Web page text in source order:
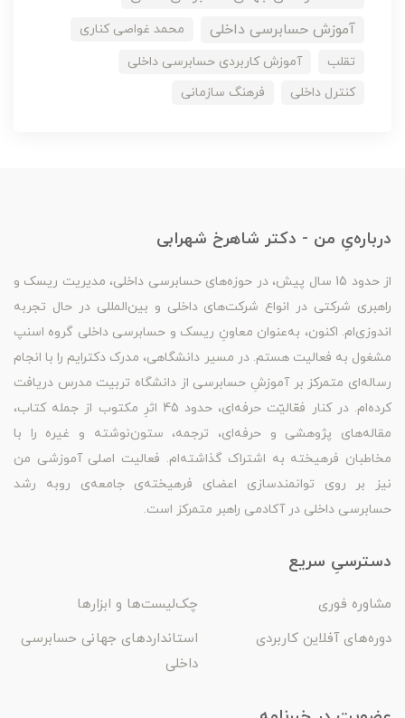
آموزش حسابرسی داخلی
محمد غواصی کناری
تقلب
آموزش کاربردی حسابرسی داخلی
کنترل داخلی
فرهنگ سازمانی
درباره‌یِ من - دکتر شاهرخ شهرابی
از حدود 15 سال پیش، در حوزه‌های حسابرسی داخلی، مدیریت ریسک و
راهبری شرکتی در انواع شرکت‌های داخلی و بین‌المللی در حال تجربه
اندوزی‌ام. اکنون، به‌عنوان معاونِ ریسک و حسابرسی داخلی گروه اسنپ
مشغول به فعالیت هستم. در مسیر دانشگاهی، مدرک دکترایم را با انجام
رساله‌ای متمرکز بر آموزشِ حسابرسی از دانشگاه تربیت مدرس دریافت
کرده‌ام. در کنار فعّالیّت حرفه‌ای، حدود 45 اثرِ مکتوب از جمله کتاب،
مقاله‌های پژوهشی و حرفه‌ای، ترجمه، ستون‌نوشته و غیره را با
مخاطبان فرهیخته به اشتراک گذاشته‌ام. فعالیت اصلی آموزشی من
نیز بر روی توانمندسازی اعضای فرهیخته‌ی جامعه‌ی روبه رشد
حسابرسی داخلی در آکادمی راهبر متمرکز است.
دسترسیِ سریع
مشاوره فوری
چک‌لیست‌ها و ابزارها
دوره‌های آفلاین کاربردی
استانداردهای جهانی حسابرسی
داخلی